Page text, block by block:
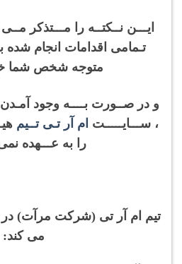
ایـــن نــکتــه را مـــتذکر
تـمامی اقدامات انجام
متوجه شخص شما
و در صــورت بــــه وجود
، ســـایـــــت ام آر تـی تــیم
را به عـــهده
تیم ام آر تی (شرکت مرآت) در
می کند: